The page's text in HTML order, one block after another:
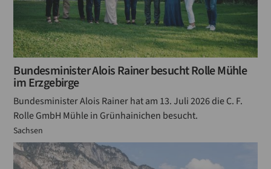
Bundesminister Alois Rainer besucht Rolle Mühle
im Erzgebirge
Bundesminister Alois Rainer hat am 13. Juli 2026 die C. F.
Rolle GmbH Mühle in Grünhainichen besucht.
Sachsen